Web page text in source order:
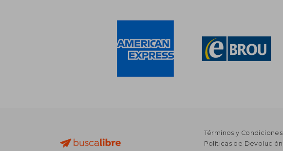
Términos y Condiciones
Políticas de Devolución